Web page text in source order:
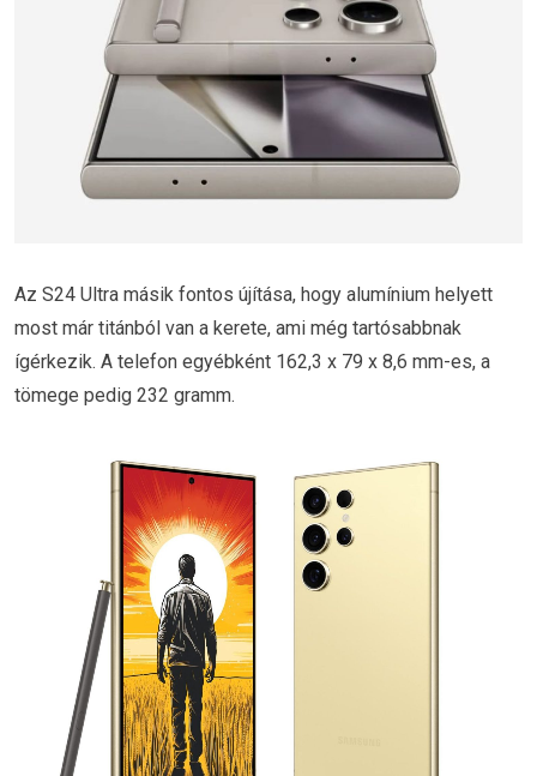
Az S24 Ultra másik fontos újítása, hogy alumínium helyett
most már titánból van a kerete, ami még tartósabbnak
ígérkezik. A telefon egyébként 162,3 x 79 x 8,6 mm-es, a
tömege pedig 232 gramm.